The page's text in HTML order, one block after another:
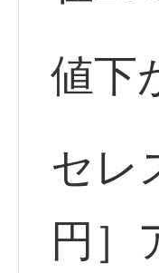
値下
セ
円